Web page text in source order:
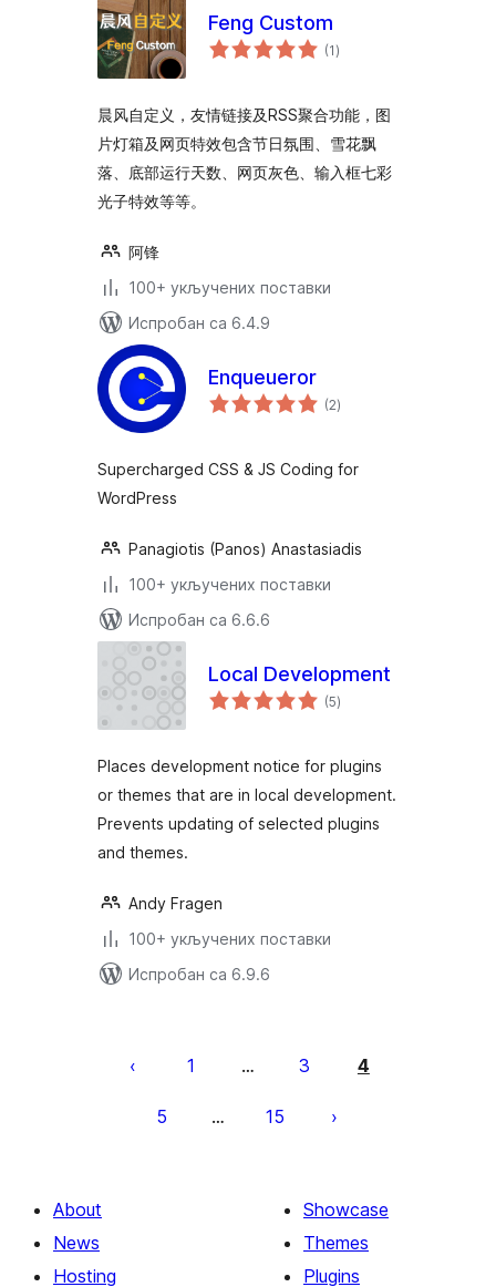
Feng Custom
(1укупних
оцена
)
晨风自定义，友情链接及RSS聚合功能，图
片灯箱及网页特效包含节日氛围、雪花飘
落、底部运行天数、网页灰色、输入框七彩
光子特效等等。
阿锋
100+ укључених поставки
Испробан са 6.4.9
Enqueueror
(2укупних
оцена
)
Supercharged CSS & JS Coding for
WordPress
Panagiotis (Panos) Anastasiadis
100+ укључених поставки
Испробан са 6.6.6
Local Development
(5укупних
оцена
)
Places development notice for plugins
or themes that are in local development.
Prevents updating of selected plugins
and themes.
Andy Fragen
100+ укључених поставки
Испробан са 6.9.6
чланака
1 … 3 4
5 … 15
About
News
Hosting
Showcase
Themes
Plugins